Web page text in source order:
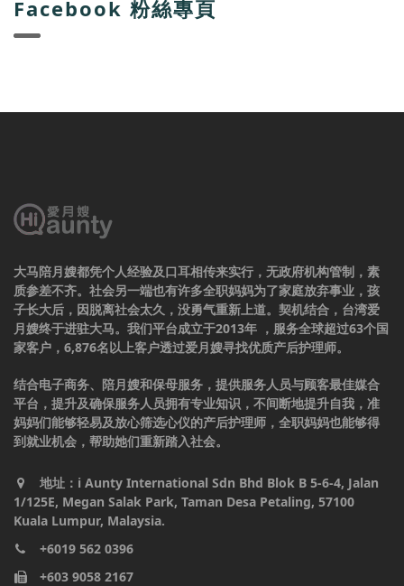
Facebook 粉絲專頁
大马陪月嫂都凭个人经验及口耳相传来实行，无政府机构管制，素
质参差不齐。社会另一端也有许多全职妈妈为了家庭放弃事业，孩
子长大后，因脱离社会太久，没勇气重新上道。契机结合，台湾爱
月嫂终于进驻大马。我们平台成立于2013年 ，服务全球超过63个国
家客户，6,876名以上客户透过爱月嫂寻找优质产后护理师。
结合电子商务、陪月嫂和保母服务，提供服务人员与顾客最佳媒合
平台，提升及确保服务人员拥有专业知识，不间断地提升自我，准
妈妈们能够轻易及放心筛选心仪的产后护理师，全职妈妈也能够得
到就业机会，帮助她们重新踏入社会。
地址：i Aunty International Sdn Bhd Blok B 5-6-4, Jalan
1/125E, Megan Salak Park, Taman Desa Petaling, 57100
Kuala Lumpur, Malaysia.
+6019 562 0396
+603 9058 2167